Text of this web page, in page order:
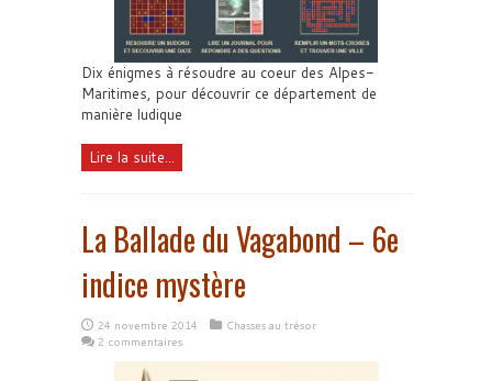
Dix énigmes à résoudre au coeur des Alpes-
Maritimes, pour découvrir ce département de
manière ludique
Lire la suite...
La Ballade du Vagabond – 6e
indice mystère
24 novembre 2014
Chasses au trésor
2 commentaires